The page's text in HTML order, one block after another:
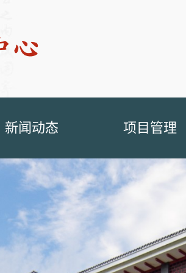
新闻动态 项目管理